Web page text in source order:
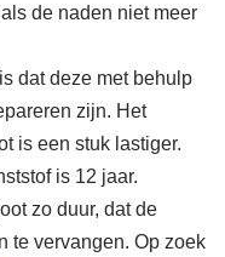
de naden niet meer
dat deze met behulp
zijn. Het
is een stuk lastiger.
is 12 jaar.
zo duur, dat de
te vervangen. Op zoek